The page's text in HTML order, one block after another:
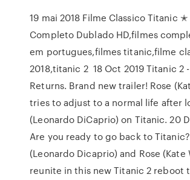
19 mai 2018 Filme Classico Titanic ✭
Completo Dublado HD,filmes
em portugues,filmes titanic,filme
2018,titanic 2 18 Oct 2019 Titanic 2
Returns. Brand new trailer! Rose
tries to adjust to a normal life after
(Leonardo DiCaprio) on Titanic. 20
Are you ready to go back to
(Leonardo Dicaprio) and Rose (Kate
reunite in this new Titanic 2 reboot